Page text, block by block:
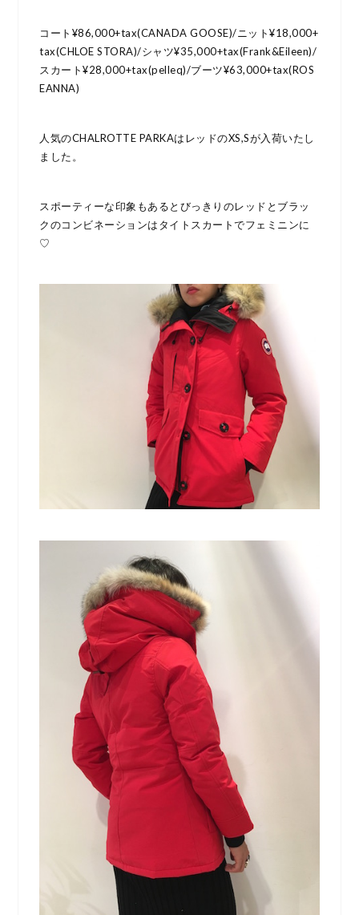
コート¥86,000+tax(CANADA GOOSE)/ニット¥18,000+
tax(CHLOE STORA)/シャツ¥35,000+tax(Frank&Eileen)/
スカート¥28,000+tax(pelleq)/ブーツ¥63,000+tax(ROS
EANNA)
人気のCHALROTTE PARKAはレッドのXS,Sが入荷いたし
ました。
スポーティーな印象もあるとびっきりのレッドとブラッ
クのコンビネーションはタイトスカートでフェミニンに
♡